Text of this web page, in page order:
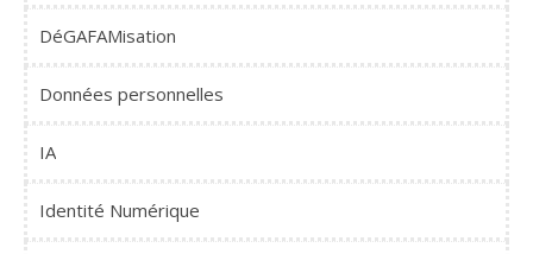
DéGAFAMisation
Données personnelles
IA
Identité Numérique